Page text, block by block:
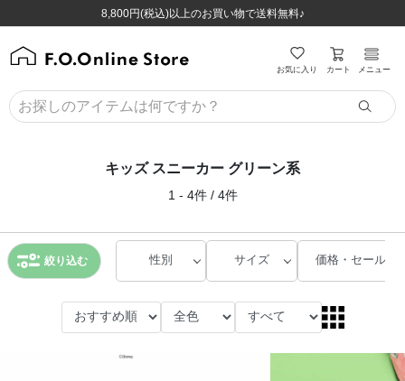
8,800円(税込)以上のお買い物で送料無料♪
ほぼ全品半額！！8/12(水)お昼12:59まで！！
8,800円(税込)以上のお買い物で送料無料♪
ほぼ全品半額！！8/12(水)お昼12:59まで！！
お気に入り カート メニュー
キッズ スニーカー グリーン系
1 - 4件 / 4件
絞り込む 性別 サイズ 価格・セール